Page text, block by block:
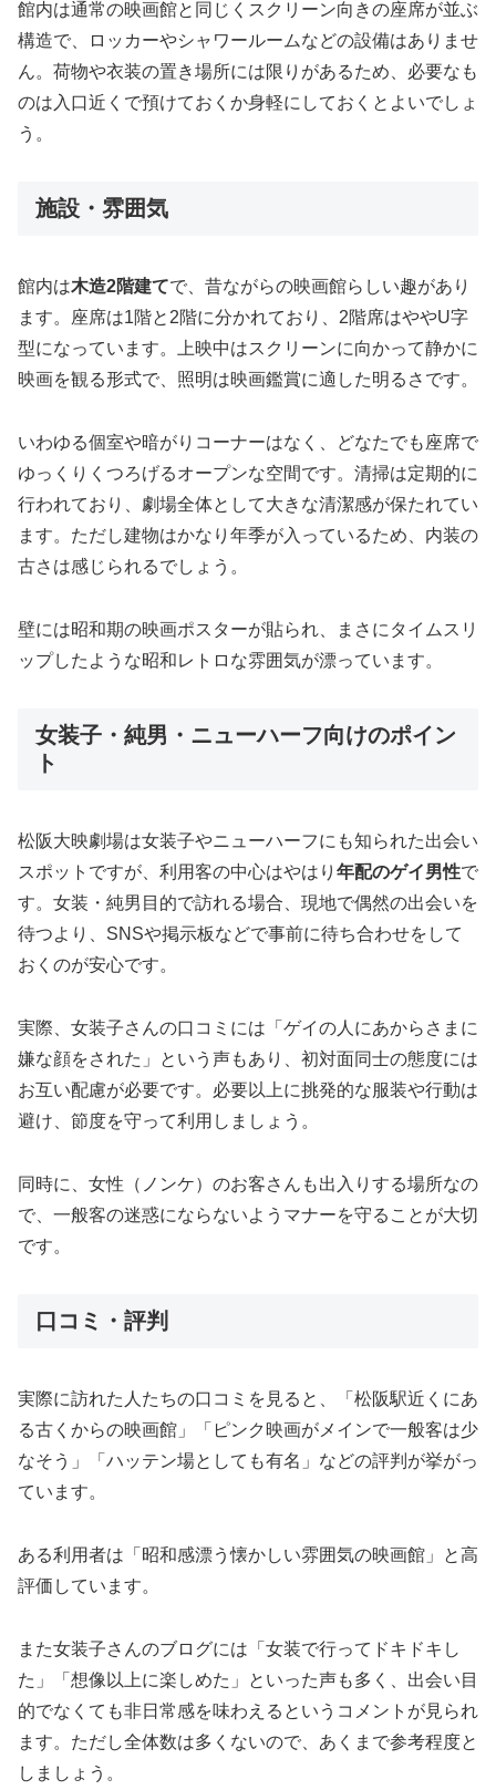
館内は通常の映画館と同じくスクリーン向きの座席が並ぶ
構造で、ロッカーやシャワールームなどの設備はありませ
ん。荷物や衣装の置き場所には限りがあるため、必要なも
のは入口近くで預けておくか身軽にしておくとよいでしょ
う。
施設・雰囲気
館内は木造2階建てで、昔ながらの映画館らしい趣があり
ます。座席は1階と2階に分かれており、2階席はややU字
型になっています。上映中はスクリーンに向かって静かに
映画を観る形式で、照明は映画鑑賞に適した明るさです。
いわゆる個室や暗がりコーナーはなく、どなたでも座席で
ゆっくりくつろげるオープンな空間です。清掃は定期的に
行われており、劇場全体として大きな清潔感が保たれてい
ます。ただし建物はかなり年季が入っているため、内装の
古さは感じられるでしょう。
壁には昭和期の映画ポスターが貼られ、まさにタイムスリ
ップしたような昭和レトロな雰囲気が漂っています。
女装子・純男・ニューハーフ向けのポイン
ト
松阪大映劇場は女装子やニューハーフにも知られた出会い
スポットですが、利用客の中心はやはり 年配のゲイ男性で
す。女装・純男目的で訪れる場合、現地で偶然の出会いを
待つより、SNSや掲示板などで事前に待ち合わせをして
おくのが安心です。
実際、女装子さんの口コミには「ゲイの人にあからさまに
嫌な顔をされた」という声もあり、初対面同士の態度には
お互い配慮が必要です。必要以上に挑発的な服装や行動は
避け、節度を守って利用しましょう。
同時に、女性（ノンケ）のお客さんも出入りする場所なの
で、一般客の迷惑にならないようマナーを守ることが大切
です。
口コミ・評判
実際に訪れた人たちの口コミを見ると、「松阪駅近くにあ
る古くからの映画館」「ピンク映画がメインで一般客は少
なそう」「ハッテン場としても有名」などの評判が挙がっ
ています。
ある利用者は「昭和感漂う懐かしい雰囲気の映画館」と高
評価しています。
また女装子さんのブログには「女装で行ってドキドキし
た」「想像以上に楽しめた」といった声も多く、出会い目
的でなくても非日常感を味わえるというコメントが見られ
ます。ただし全体数は多くないので、あくまで参考程度と
しましょう。